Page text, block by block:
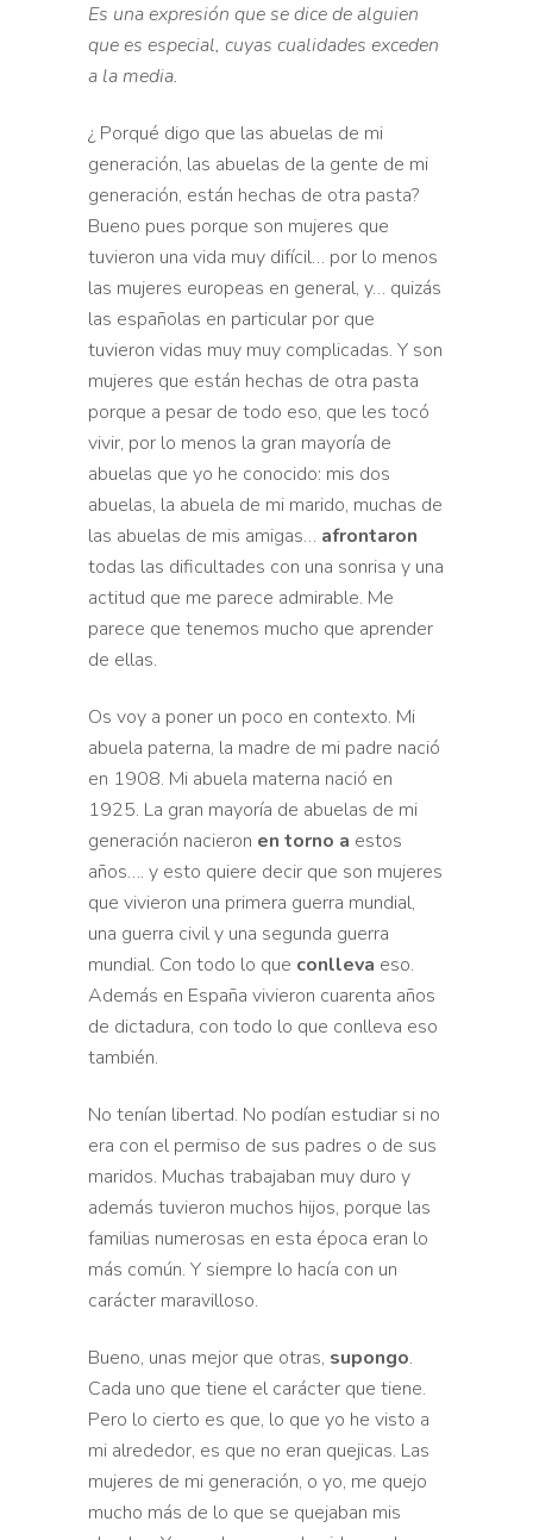
Es una expresión que se dice dealguien
que es especial, cuyas cualidades exceden
a la media.
¿ Porqué digo que las abuelas de mi
generación, las abuelas de la gente de mi
generación, están hechas de otra pasta?
Bueno pues porque son mujeres que
tuvieron una vida muy difícil… por lo menos
las mujeres europeas en general, y… quizás
las españolas en particular por que
tuvieron vidas muy muy complicadas. Y son
mujeres que están hechas de otra pasta
porque a pesar de todo eso, que les tocó
vivir, por lo menos la gran mayoría de
abuelas que yo he conocido: mis dos
abuelas, la abuela de mi marido, muchas de
las abuelas de mis amigas… afrontaron
todas las dificultades con una sonrisa y una
actitud que me parece admirable. Me
parece que tenemos mucho que aprender
de ellas.
Os voy a poner un poco en contexto. Mi
abuela paterna, la madre de mi padre nació
en 1908. Mi abuela materna nació en
1925. La gran mayoría de abuelas de mi
generación nacieron en torno a estos
años…. y esto quiere decir que son mujeres
que vivieron una primera guerra mundial,
una guerra civil y una segunda guerra
mundial. Con todo lo que conlleva eso.
Además en España vivieron cuarenta años
de dictadura, con todo lo que conlleva eso
también.
No tenían libertad. No podían estudiar si no
era con el permiso de sus padres o de sus
maridos. Muchas trabajaban muy duro y
además tuvieron muchos hijos, porque las
familias numerosas en esta época eran lo
más común. Y siempre lo hacía con un
carácter maravilloso.
Bueno, unas mejor que otras, supongo.
Cada uno que tiene el carácter que tiene.
Pero lo cierto es que, lo que yo he visto a
mi alrededor, es que no eran quejicas. Las
mujeres de mi generación, o yo, me quejo
mucho más de lo que se quejaban mis